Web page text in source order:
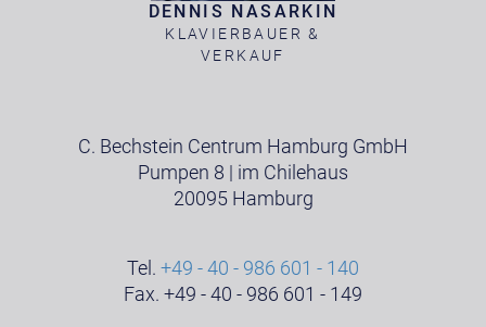
DENNIS NASARKIN
KLAVIERBAUER &
VERKAUF
C. Bechstein Centrum Hamburg GmbH
Pumpen 8 | im Chilehaus
20095 Hamburg
Tel. +49 - 40 - 986 601 - 140
Fax. +49 - 40 - 986 601 - 149